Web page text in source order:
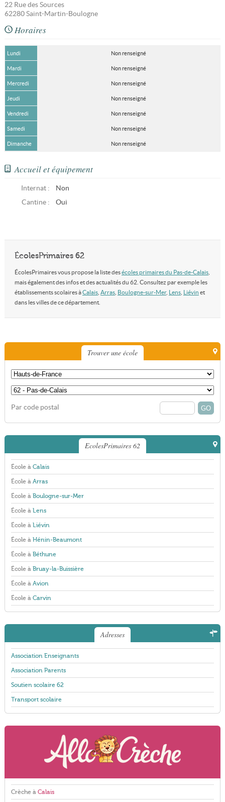
22 Rue des Sources
62280 Saint-Martin-Boulogne
Horaires
Lundi Non renseigné
Mardi Non renseigné
Mercredi Non renseigné
Jeudi Non renseigné
Vendredi Non renseigné
Samedi Non renseigné
Dimanche Non renseigné
Accueil et équipement
Internat :
Non
Cantine :
Oui
ÉcolesPrimaires 62
ÉcolesPrimaires vous propose la liste desécoles primaires du Pas-de-Calais,
mais également des infos et des actualités du 62. Consultez par exemple les
établissements scolaires àCalais, Arras, Boulogne-sur-Mer, Lens, Liévin et
dans les villes de ce département.
Trouver une école
Par code postal
EcolesPrimaires 62
École à Calais
École à Arras
École à Boulogne-sur-Mer
École à Lens
École à Liévin
École à Hénin-Beaumont
École à Béthune
École à Bruay-la-Buissière
École à Avion
École à Carvin
Adresses
Association Enseignants
Association Parents
Soutien scolaire 62
Transport scolaire
Crèche à Calais